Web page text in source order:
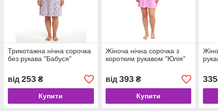
Трикотажна нічна сорочка
без рукава "Бабуся"
від 253 ₴
Купити
Жіноча нічна сорочка з
коротким рукавом "Юлія"
від 393₴
Купити
335